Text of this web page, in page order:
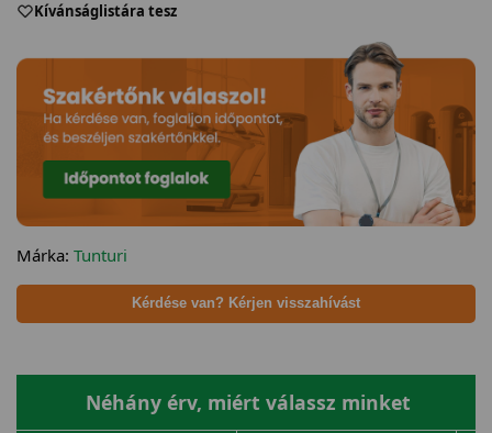
Kívánságlistára tesz
Márka: Tunturi
Kérdése van? Kérjen visszahívást
Néhány érv, miért válassz minket